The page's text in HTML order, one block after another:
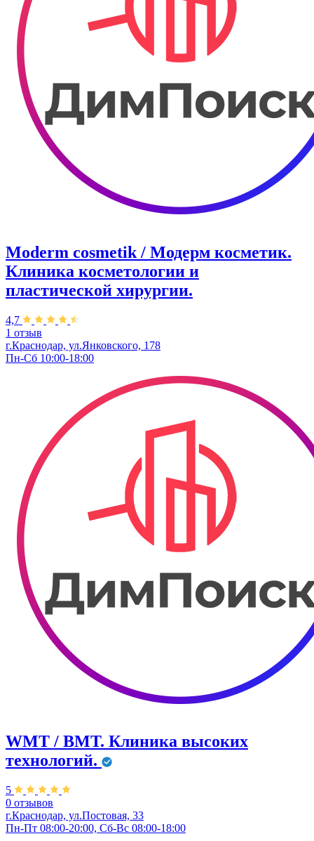
Moderm cosmetik / Модерм косметик.
Клиника косметологии и
пластической хирургии.
4,7
1 отзыв
г.Краснодар, ул.Янковского, 178
Пн-Сб 10:00-18:00
WMT / ВМТ. Клиника высоких
технологий.
5
0 отзывов
г.Краснодар, ул.​Постовая, 33
Пн-Пт 08:00-20:00, Сб-Вс 08:00-18:00